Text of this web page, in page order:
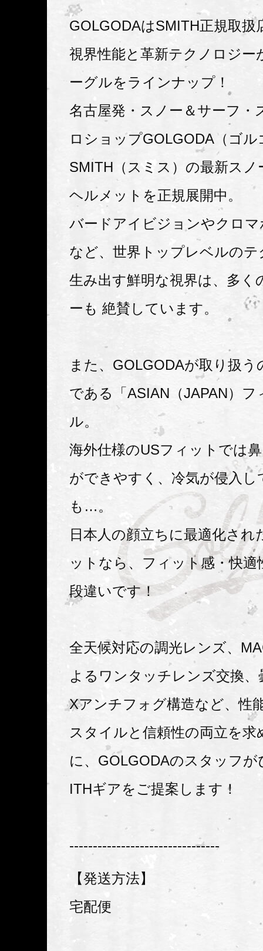
GOLGODAはSMITH正規取扱
視界性能と革新テクノロジー
ーグルをラインナップ！
名古屋発・スノー＆サーフ・
ロショップGOLGODA（ゴ
SMITH（スミス）の最新スノ
ヘルメットを正規展開中。
バードアイビジョンやクロ
など、世界トップレベルの
生み出す鮮明な視界は、多く
ーも 絶賛しています。
また、GOLGODAが取り扱う
である「ASIAN（JAPAN）
ル。
海外仕様のUSフィットでは
ができやすく、冷気が侵入
も…。
日本人の顔立ちに最適化され
ットなら、フィット感・快適
段違いです！
全天候対応の調光レンズ、
よるワンタッチレンズ交換
Xアンチフォグ構造など、性
スタイルと信頼性の両立を求
に、GOLGODAのスタッフ
ITHギアをご提案します！
--------------------------------
【発送方法】
宅配便